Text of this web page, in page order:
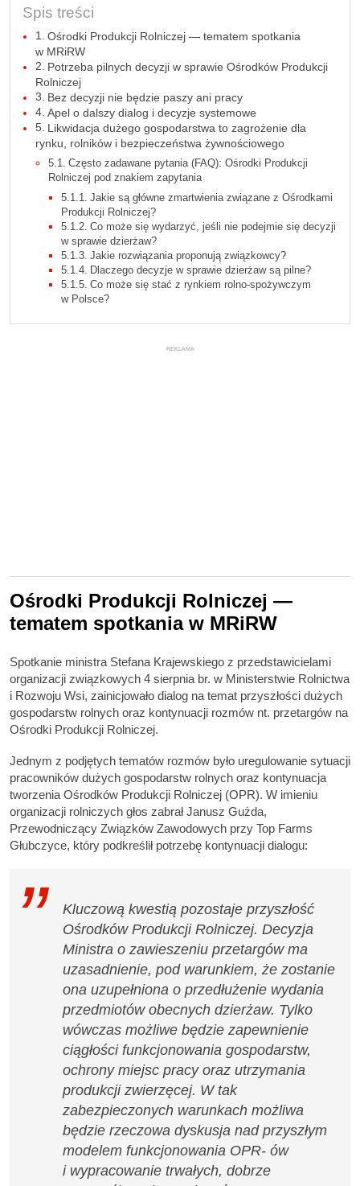
Spis treści
Ośrodki Produkcji Rolniczej — tematem spotkania
w MRiRW
Potrzeba pilnych decyzji w sprawie Ośrodków Produkcji
Rolniczej
Bez decyzji nie będzie paszy ani pracy
Apel o dalszy dialog i decyzje systemowe
Likwidacja dużego gospodarstwa to zagrożenie dla
rynku, rolników i bezpieczeństwa żywnościowego
Często zadawane pytania (FAQ): Ośrodki Produkcji
Rolniczej pod znakiem zapytania
Jakie są główne zmartwienia związane z Ośrodkami
Produkcji Rolniczej?
Co może się wydarzyć, jeśli nie podejmie się decyzji
w sprawie dzierżaw?
Jakie rozwiązania proponują związkowcy?
Dlaczego decyzje w sprawie dzierżaw są pilne?
Co może się stać z rynkiem rolno-spożywczym
w Polsce?
REKLAMA
Ośrodki Produkcji Rolniczej —
tematem spotkania w MRiRW
Spotkanie ministra Stefana Krajewskiego z przedstawicielami
organizacji związkowych 4 sierpnia br. w Ministerstwie Rolnictwa
i Rozwoju Wsi, zainicjowało dialog na temat przyszłości dużych
gospodarstw rolnych oraz kontynuacji rozmów nt. przetargów na
Ośrodki Produkcji Rolniczej.
Jednym z podjętych tematów rozmów było uregulowanie sytuacji
pracowników dużych gospodarstw rolnych oraz kontynuacja
tworzenia Ośrodków Produkcji Rolniczej (OPR). W imieniu
organizacji rolniczych głos zabrał Janusz Gużda,
Przewodniczący Związków Zawodowych przy Top Farms
Głubczyce, który podkreślił potrzebę kontynuacji dialogu:
Kluczową kwestią pozostaje przyszłość
Ośrodków Produkcji Rolniczej. Decyzja
Ministra o zawieszeniu przetargów ma
uzasadnienie, pod warunkiem, że zostanie
ona uzupełniona o przedłużenie wydania
przedmiotów obecnych dzierżaw. Tylko
wówczas możliwe będzie zapewnienie
ciągłości funkcjonowania gospodarstw,
ochrony miejsc pracy oraz utrzymania
produkcji zwierzęcej. W tak
zabezpieczonych warunkach możliwa
będzie rzeczowa dyskusja nad przyszłym
modelem funkcjonowania OPR- ów
i wypracowanie trwałych, dobrze